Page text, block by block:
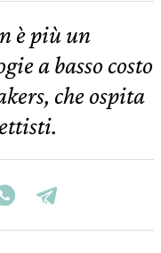
è più un
a basso costo
che ospita